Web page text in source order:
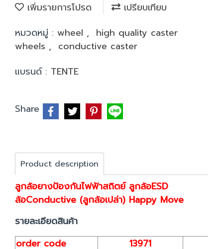
เพิ่มรายการโปรด
เปรียบเทียบ
หมวดหมู่ : wheel , high quality caster
wheels , conductive caster
แบรนด์ : TENTE
Share
Product description
ลูกล้อยางป้องกันไฟฟ้าสถิตย์ ลูกล้อESD
ล้อConductive (ลูกล้อเปล่า) Happy Move
รายละเอียดสินค้า
order code
13971